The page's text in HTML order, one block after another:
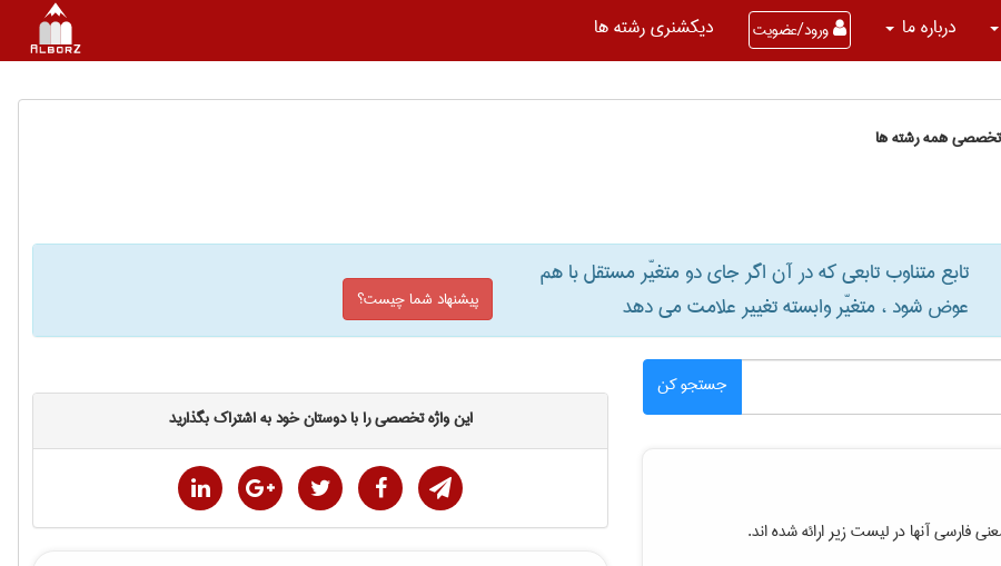
درباره ما ورود/عضویت دیکشنری رشته ها
تخصصی همه رشته ها
تابع متناوب تابعی که در آن اگر جای دو متغیّر مستقل با هم
عوض شود ، متغیّر وابسته تغییر علامت می دهد
پیشنهاد شما چیست؟
جستجو کن
فارسی آنها در لیست زیر ارائه شده اند.
این واژه تخصصی را با دوستان خود به اشتراک بگذارید